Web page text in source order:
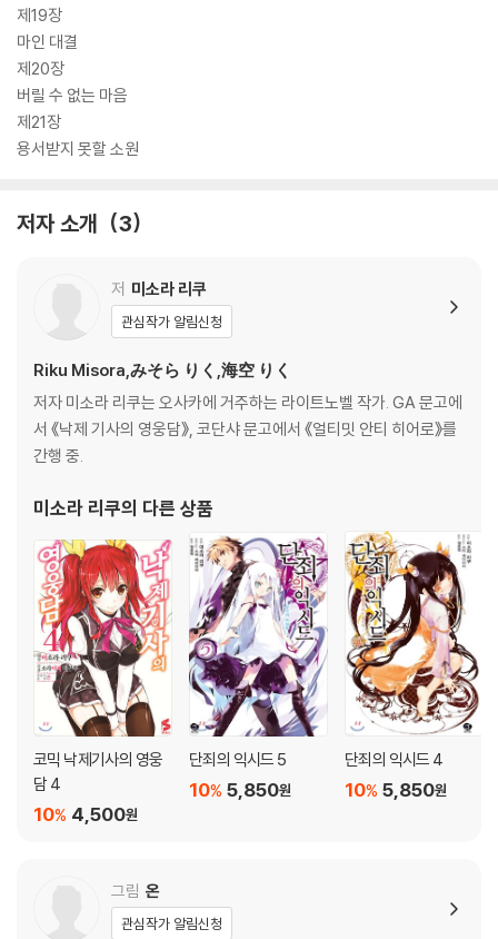
제19장
마인 대결
제20장
버릴 수 없는 마음
제21장
용서받지 못할 소원
저자 소개 3
저 미소라 리쿠
관심작가 알림신청
Riku Misora,みそら りく,海空 りく
저자 미소라 리쿠는 오사카에 거주하는 라이트노벨 작가. GA 문고에
서 《낙제 기사의 영웅담》, 코단샤 문고에서 《얼티밋 안티 히어로》를
간행 중.
미소라 리쿠의 다른 상품
코믹 낙제기사의 영웅
담 4
4,500원
10%
단죄의 익시드 5
5,850원
10%
단죄의 익시드 4
5,850원
10%
그림 온
관심작가 알림신청